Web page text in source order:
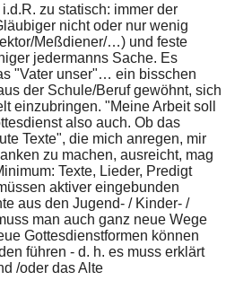
zu statisch: immer der
nicht oder nur wenig
Meßdiener/…) und feste
jedermanns Sache. Es
"Vater unser"… ein bisschen
der Schule/Beruf gewöhnt, sich
einzubringen. "Meine Arbeit soll
also auch. Ob das
Texte", die mich anregen, mir
zu machen, ausreicht, mag
Texte, Lieder, Predigt
aktiver eingebunden
aus den Jugend- / Kinder- /
man auch ganz neue Wege
Gottesdienstformen können
führen - d. h. es muss erklärt
/oder das Alte